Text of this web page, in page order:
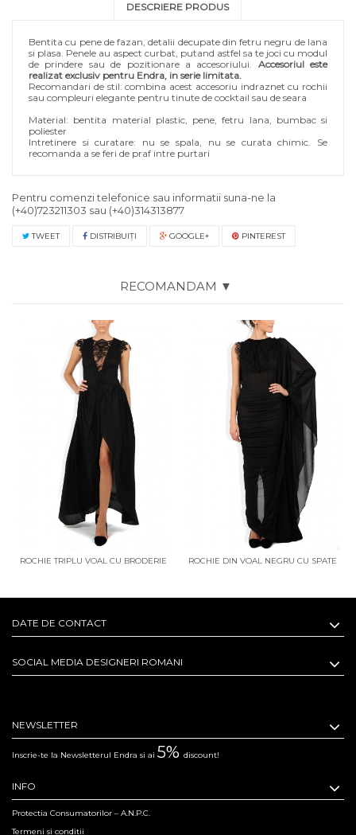
DESCRIERE PRODUS
Bentita cu pene de fazan, detalii decupate din fetru negru de lana
si plasa. Penele au aspect curbat, putand astfel sa te joci cu modul
de prindere sau de pozitionare a accesoriului. Accesoriul este
realizat exclusiv pentru Endra, in serie limitata.
Recomandari de stil: combina acest accesoriu indraznet cu rochii
sau compleuri elegante pentru tinute de cocktail sau de seara
Material: bentita material plastic, pene, fetru lana, bumbac si
poliester
Intretinere si curatare: nu se spala, nu se curata chimic. Se
recomanda a se feri de praf intre purtari
Pentru comenzi telefonice sau informatii suna-ne la
(+40)723211303 sau (+40)314313877
TWEET DISTRIBUIŢI GOOGLE+ PINTEREST
RECOMANDAM ▼
ROCHIE TRIPLU VOAL CU BRODERIE
ROCHIE DIN VOAL NEGRU CU SPATE
DATE DE CONTACT
SOCIAL MEDIA DESIGNERI ROMANI
NEWSLETTER
Inscrie-te la Newsletterul Endra si ai 5% discount!
INFO
Protectia Consumatorilor – A.N.P.C.
Termeni si conditii